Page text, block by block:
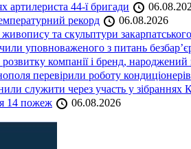
артилериста 44-ї бригади
рекорд
06.08.2026
та скульптури
уповноваженого з питань
компанії і бренд,
перевірили роботу кондиціонерів
служити через участь у зібраннях
14 пожеж
06.08.2026